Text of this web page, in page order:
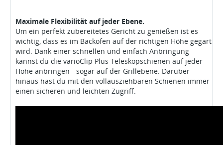
Maximale Flexibilität auf jeder Ebene.
Um ein perfekt zubereitetes Gericht zu genießen ist es
wichtig, dass es im Backofen auf der richtigen Höhe gegart
wird. Dank einer schnellen und einfach Anbringung
kannst du die varioClip Plus Teleskopschienen auf jeder
Höhe anbringen - sogar auf der Grillebene. Darüber
hinaus hast du mit den vollausziehbaren Schienen immer
einen sicheren und leichten Zugriff.